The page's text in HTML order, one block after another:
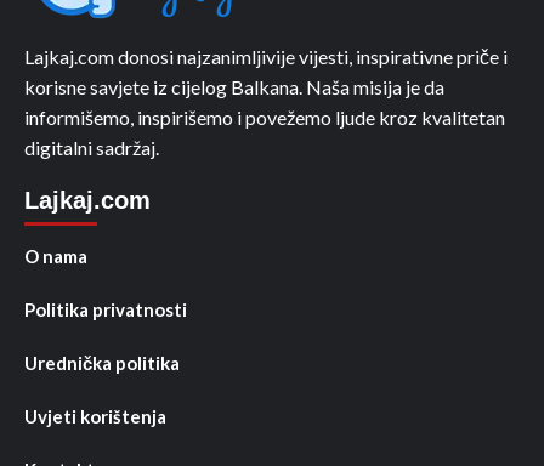
Lajkaj.com donosi najzanimljivije vijesti, inspirativne priče i
korisne savjete iz cijelog Balkana. Naša misija je da
informišemo, inspirišemo i povežemo ljude kroz kvalitetan
digitalni sadržaj.
Lajkaj.com
O nama
Politika privatnosti
Urednička politika
Uvjeti korištenja